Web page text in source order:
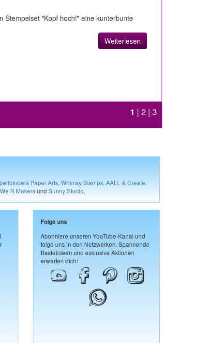
Stempelset "Kopf hoch!" eine kunterbunte
Weiterlesen
1 | 2 | 3
Paper Arts, Whimsy Stamps, AALL & Create,
We R Makersund Sunny Studio.
Folge uns
Abonniere unseren YouTube-Kanal und
folge uns in den Netzwerken. Spannende
Bastelideen und exklusive Aktionen
erwarten dich!